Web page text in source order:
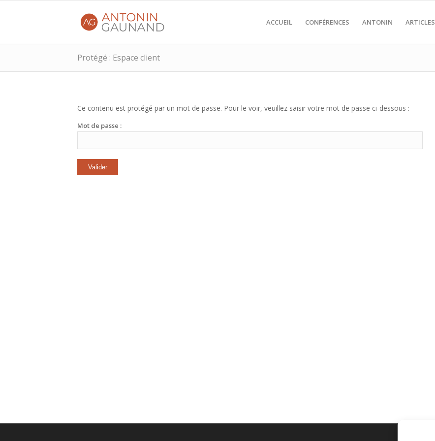
ACCUEIL CONFÉRENCES ANTONIN ARTICLES
Protégé : Espace client
Ce contenu est protégé par un mot de passe. Pour le voir, veuillez saisir votre mot de passe ci-dessous :
Mot de passe :